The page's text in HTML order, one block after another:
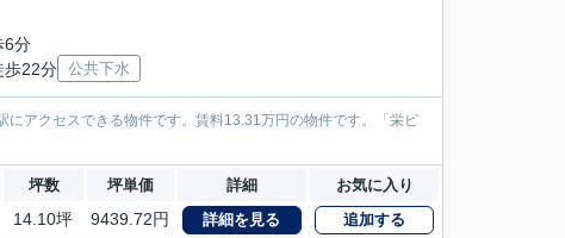
6分
歩22分 公共下水
アクセスできる物件です。賃料13.31万円の物件です。「栄ビ
坪数 坪単価 詳細 お気に入り
14.10坪 9439.72円 詳細を見る 追加する